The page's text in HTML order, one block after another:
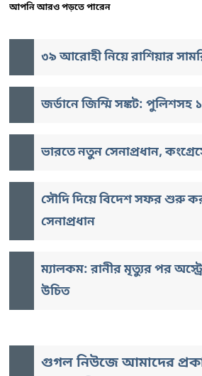
আপনি আরও পড়তে পারেন
৩৯ আরোহী নিয়ে রাশিয়ার
জর্ডানে জিম্মি সঙ্কট:
ভারতে নতুন সেনাপ্রধান,
সৌদি দিয়ে বিদেশ সফর শুরু
সেনাপ্রধান
ম্যালকম: রানীর মৃত্যুর পর
উচিত
গুগল নিউজে আমাদের